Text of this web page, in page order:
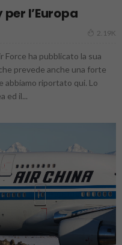
l’Europa
2.19K
Force ha pubblicato la sua
prevede anche una forte
abbiamo riportato qui. Lo
ed il...